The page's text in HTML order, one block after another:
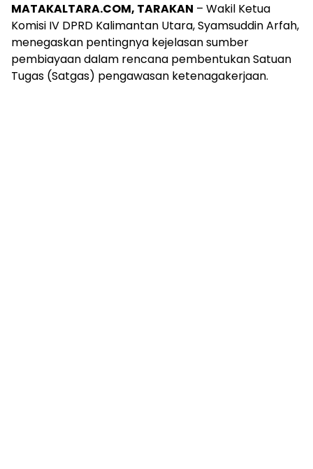
MATAKALTARA.COM, TARAKAN – Wakil Ketua
Komisi IV DPRD Kalimantan Utara, Syamsuddin Arfah,
menegaskan pentingnya kejelasan sumber
pembiayaan dalam rencana pembentukan Satuan
Tugas (Satgas) pengawasan ketenagakerjaan.